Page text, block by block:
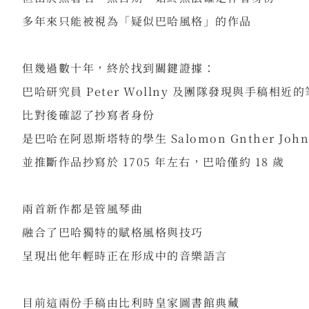
多年來只能被視為「疑似巴哈風格」的作品
但幾過數十年，終於找到關鍵證據：
巴哈研究員 Peter Wollny 及團隊發現與手稿相近的
比對後確認了抄寫者身份
是巴哈在阿恩斯塔特的學生 Salomon Gnther John
並推斷作品抄寫於 1705 年左右，巴哈僅約 18 歲
兩首新作都是管風琴曲
融合了巴哈獨特的賦格風格與技巧
呈現出他年輕時正在形成中的音樂語言
目前這兩份手稿由比利時皇家圖書館典藏